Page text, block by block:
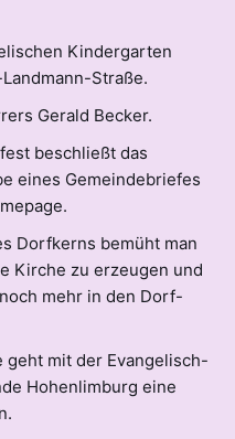
Kindergarten
Straße.
Gerald Becker.
beschließt das
eines Gemeindebriefes
Dorfkerns bemüht man
Kirche zu erzeugen und
mehr in den Dorf-
geht mit der Evangelisch-
Hohenlimburg eine